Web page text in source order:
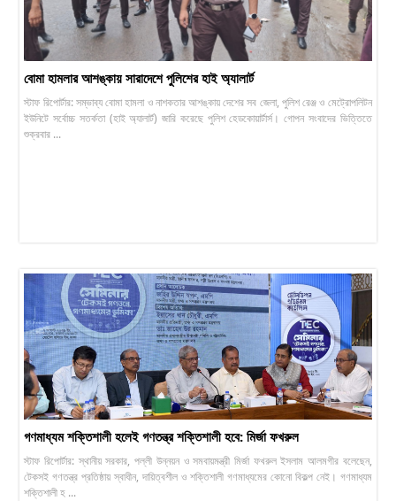
বোমা হামলার আশঙ্কায় সারাদেশে পুলিশের হাই অ্যালার্ট
স্টাফ রিপোর্টার: সম্ভাব্য বোমা হামলা ও নাশকতার আশঙ্কায় দেশের সব জেলা, পুলিশ রেঞ্জ ও মেট্রোপলিটন
ইউনিটে সর্বোচ্চ সতর্কতা (হাই অ্যালার্ট) জারি করেছে পুলিশ হেডকোয়ার্টার্স। গোপন সংবাদের ভিত্তিতে
শুক্রবার ...
গণমাধ্যম শক্তিশালী হলেই গণতন্ত্র শক্তিশালী হবে: মির্জা ফখরুল
স্টাফ রিপোর্টার: স্থানীয় সরকার, পল্লী উন্নয়ন ও সমবায়মন্ত্রী মির্জা ফখরুল ইসলাম আলমগীর বলেছেন,
টেকসই গণতন্ত্র প্রতিষ্ঠায় স্বাধীন, দায়িত্বশীল ও শক্তিশালী গণমাধ্যমের কোনো বিকল্প নেই। গণমাধ্যম
শক্তিশালী হ ...